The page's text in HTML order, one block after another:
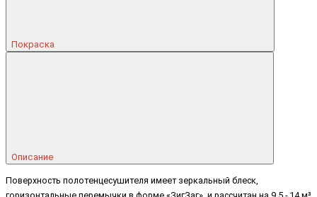
Покраска
Описание
Поверхность полотенцесушителя имеет зеркальный блеск,